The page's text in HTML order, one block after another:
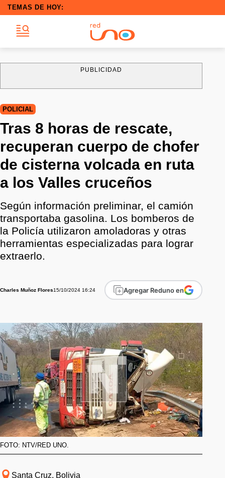
TEMAS DE HOY:
PUBLICIDAD
POLICIAL
Tras 8 horas de rescate,
recuperan cuerpo de chofer
de cisterna volcada en ruta
a los Valles cruceños
Según información preliminar, el camión
transportaba gasolina. Los bomberos de
la Policía utilizaron amoladoras y otras
herramientas especializadas para lograr
extraerlo.
Charles Muñoz Flores15/10/2024 16:24 Agregar Reduno en
FOTO: NTV/RED UNO.
Santa Cruz, Bolivia